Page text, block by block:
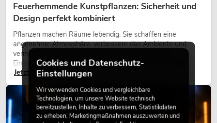
Feuerhemmende Kunstpflanzen: Sicherheit und
Design perfekt kombiniert
Pflanzen machen Räume lebendig. Sie schaffen eine
angenehme Atmosphäre, verbessern das Ambiente und
vermitteln Natürlichkeit. Ob in Hotels, Restaurants,
Einkaufszentren, Bürogebäuden oder auf Messeständen:
eine hochwertige Begrünung gehört heute längst zum
modernen Raumkonzept.
Jetzt lesen
LICHT
Cookies und Datenschutz-
Einstellungen
Wir verwenden Cookies und vergleichbare
Technologien, um unsere Website technisch
bereitzustellen, Inhalte zu verbessern, Statistikdaten
zu erheben, Marketingmaßnahmen auszuwerten und